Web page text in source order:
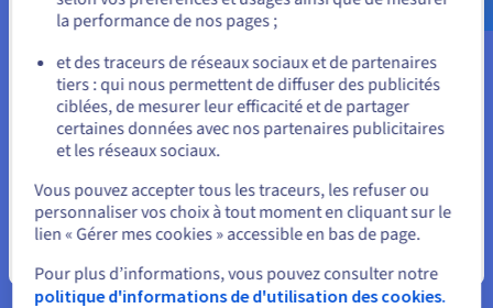
Il existe une large gamme de bénéfices potentiels pour la DeFi
en fonction de vos cas d'usage.
Accessibilité, inclusivité et coûts réduits
Le principal avantage de la DeFi est son accessibilité sans
précédent, permettant à quiconque disposant d'un
smartphone et d'une connexion internet d'accéder à des
services financiers, contournant ainsi le besoin de comptes
bancaires traditionnels ou de cote de crédit. Cette inclusivité
est révolutionnaire pour les personnes non-bancarisées,
estimées à plus d'un milliard dans le monde. Elles peuvent
désormais épargner, investir et réaliser des transactions sans
barrières géographiques ou socio-économiques.
ou
Rester sur le site actuel
Sélectionner un autre site web
la performance de nos pages ;
et des traceurs de réseaux sociaux et de partenaires
tiers : qui nous permettent de diffuser des publicités
ciblées, de mesurer leur efficacité et de partager
certaines données avec nos partenaires publicitaires
et les réseaux sociaux.
Vous pouvez accepter tous les traceurs, les refuser ou
personnaliser vos choix à tout moment en cliquant sur le
lien « Gérer mes cookies » accessible en bas de page.
Pour plus d’informations, vous pouvez consulter notre
politique d'informations de d'utilisation des cookies.